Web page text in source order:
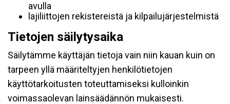
avulla
lajiliittojen rekistereistä ja kilpailujärjestelmistä
Tietojen säilytysaika
Säilytämme käyttäjän tietoja vain niin kauan kuin on
tarpeen yllä määriteltyjen henkilötietojen
käyttötarkoitusten toteuttamiseksi kulloinkin
voimassaolevan lainsäädännön mukaisesti.